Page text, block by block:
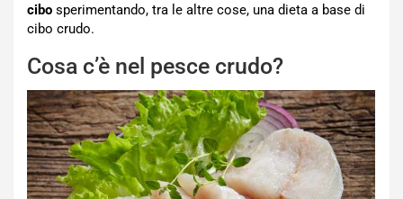
cibo sperimentando, tra le altre cose, una dieta a base di
cibo crudo.
Cosa c’è nel pesce crudo?